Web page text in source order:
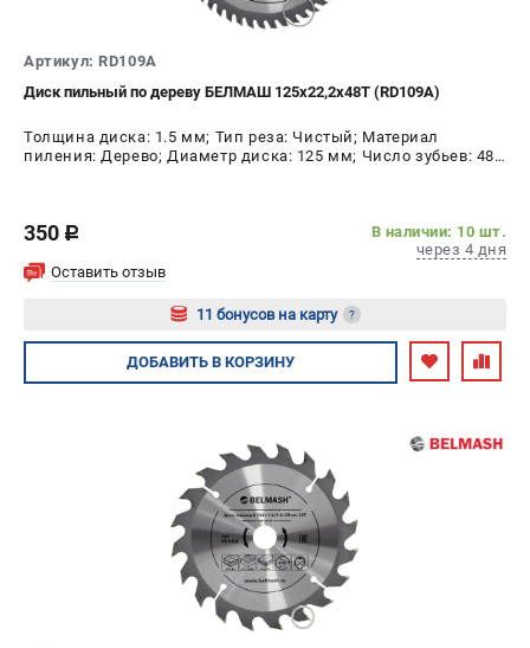
Артикул: RD109A
Диск пильный по дереву БЕЛМАШ 125х22,2х48Т (RD109A)
Толщина диска: 1.5 мм; Тип реза: Чистый; Материал
пиления: Дерево; Диаметр диска: 125 мм; Число зубьев: 48
350 c
В наличии: 10 шт.
через 4 дня
Оставить отзыв
11 бонусов на карту ?
Авторизуйтесь
ДОБАВИТЬ В КОРЗИНУ